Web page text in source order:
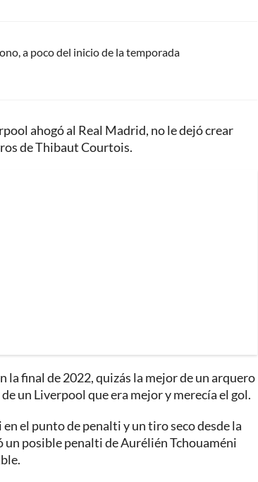
a poco del inicio de la temporada
ahogó al Real Madrid, no le dejó crear
de Thibaut Courtois.
la final de 2022, quizás la mejor de un arquero
un Liverpool que era mejor y merecía el gol.
el punto de penalti y un tiro seco desde la
posible penalti de Aurélién Tchouaméni